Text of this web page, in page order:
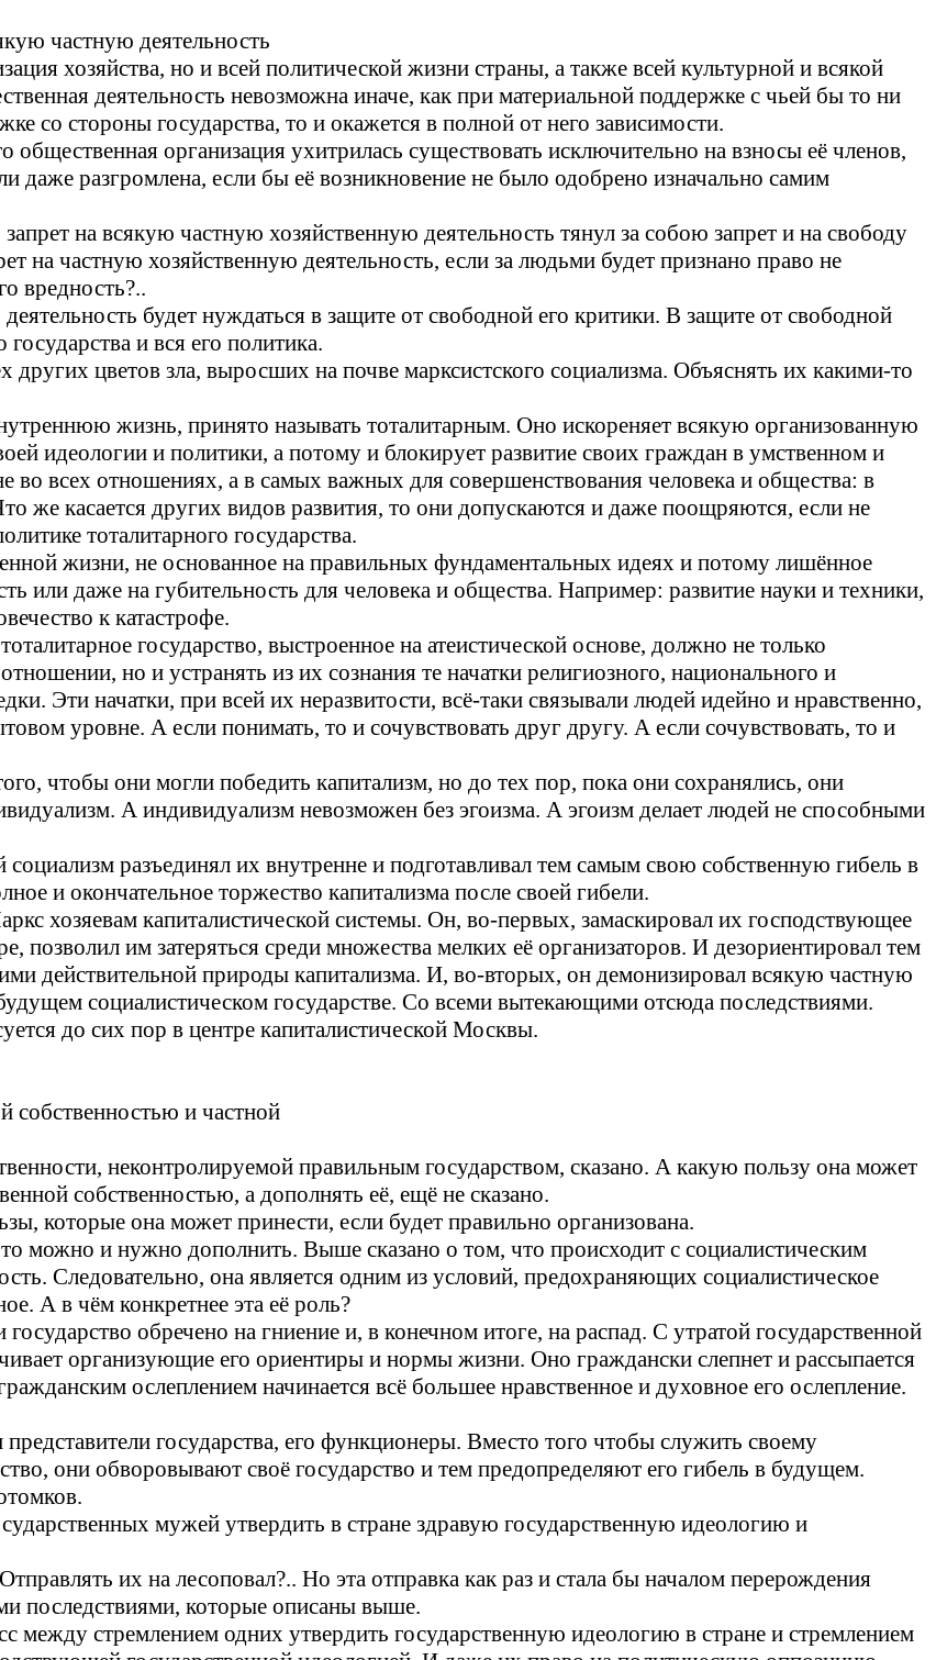
частную деятельность
хозяйства, но и всей политической жизни страны, а также всей культурной и всякой
деятельность невозможна иначе, как при материальной поддержке с чьей бы то ни
со стороны государства, то и окажется в полной от него зависимости.
организация ухитрилась существовать исключительно на взносы её членов,
даже разгромлена, если бы её возникновение не было одобрено изначально самим
на всякую частную хозяйственную деятельность тянул за собою запрет и на свободу
на частную хозяйственную деятельность, если за людьми будет признано право не
вредность?..
будет нуждаться в защите от свободной его критики. В защите от свободной
и вся его политика.
других цветов зла, выросших на почве марксистского социализма. Объяснять их какими-то
жизнь, принято называть тоталитарным. Оно искореняет всякую организованную
идеологии и политики, а потому и блокирует развитие своих граждан в умственном и
во всех отношениях, а в самых важных для совершенствования человека и общества: в
же касается других видов развития, то они допускаются и даже поощряются, если не
тоталитарного государства.
жизни, не основанное на правильных фундаментальных идеях и потому лишённое
или даже на губительность для человека и общества. Например: развитие науки и техники,
к катастрофе.
государство, выстроенное на атеистической основе, должно не только
но и устранять из их сознания те начатки религиозного, национального и
Эти начатки, при всей их неразвитости, всё-таки связывали людей идейно и нравственно,
уровне. А если понимать, то и сочувствовать друг другу. А если сочувствовать, то и
чтобы они могли победить капитализм, но до тех пор, пока они сохранялись, они
А индивидуализм невозможен без эгоизма. А эгоизм делает людей не способными
разъединял их внутренне и подготавливал тем самым свою собственную гибель в
и окончательное торжество капитализма после своей гибели.
хозяевам капиталистической системы. Он, во-первых, замаскировал их господствующее
позволил им затеряться среди множества мелких её организаторов. И дезориентировал тем
действительной природы капитализма. И, во-вторых, он демонизировал всякую частную
социалистическом государстве. Со всеми вытекающими отсюда последствиями.
до сих пор в центре капиталистической Москвы.
и частной
неконтролируемой правильным государством, сказано. А какую пользу она может
собственностью, а дополнять её, ещё не сказано.
которые она может принести, если будет правильно организована.
можно и нужно дополнить. Выше сказано о том, что происходит с социалистическим
Следовательно, она является одним из условий, предохраняющих социалистическое
А в чём конкретнее эта её роль?
обречено на гниение и, в конечном итоге, на распад. С утратой государственной
организующие его ориентиры и нормы жизни. Оно граждански слепнет и рассыпается
ослеплением начинается всё большее нравственное и духовное его ослепление.
государства, его функционеры. Вместо того чтобы служить своему
они обворовывают своё государство и тем предопределяют его гибель в будущем.
мужей утвердить в стране здравую государственную идеологию и
их на лесоповал?.. Но эта отправка как раз и стала бы началом перерождения
последствиями, которые описаны выше.
между стремлением одних утвердить государственную идеологию в стране и стремлением